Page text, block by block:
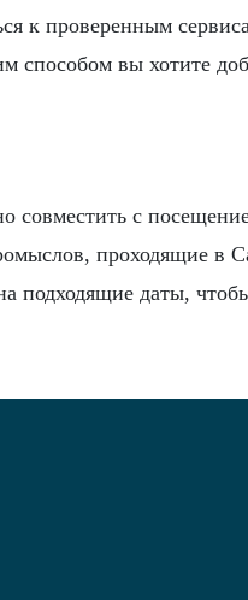
к проверенным
способом вы хотите
совместить с
проходящие в
подходящие даты,